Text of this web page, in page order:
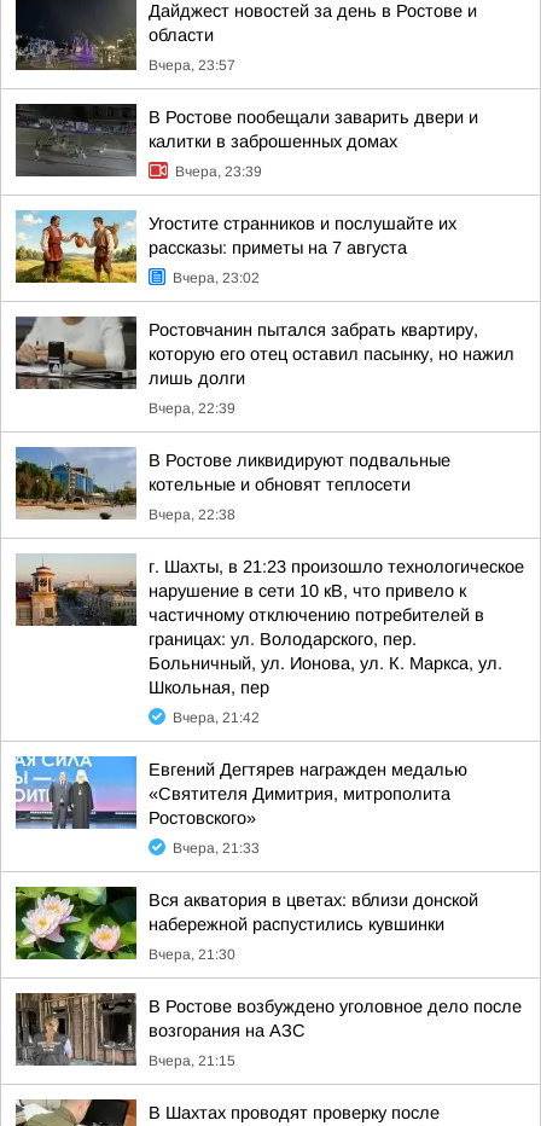
Дайджест новостей за день в Ростове и
области
Вчера, 23:57
В Ростове пообещали заварить двери и
калитки в заброшенных домах
Вчера, 23:39
Угостите странников и послушайте их
рассказы: приметы на 7 августа
Вчера, 23:02
Ростовчанин пытался забрать квартиру,
которую его отец оставил пасынку, но нажил
лишь долги
Вчера, 22:39
В Ростове ликвидируют подвальные
котельные и обновят теплосети
Вчера, 22:38
г. Шахты, в 21:23 произошло технологическое
нарушение в сети 10 кВ, что привело к
частичному отключению потребителей в
границах: ул. Володарского, пер.
Больничный, ул. Ионова, ул. К. Маркса, ул.
Школьная, пер
Вчера, 21:42
Евгений Дегтярев награжден медалью
«Святителя Димитрия, митрополита
Ростовского»
Вчера, 21:33
Вся акватория в цветах: вблизи донской
набережной распустились кувшинки
Вчера, 21:30
В Ростове возбуждено уголовное дело после
возгорания на АЗС
Вчера, 21:15
В Шахтах проводят проверку после